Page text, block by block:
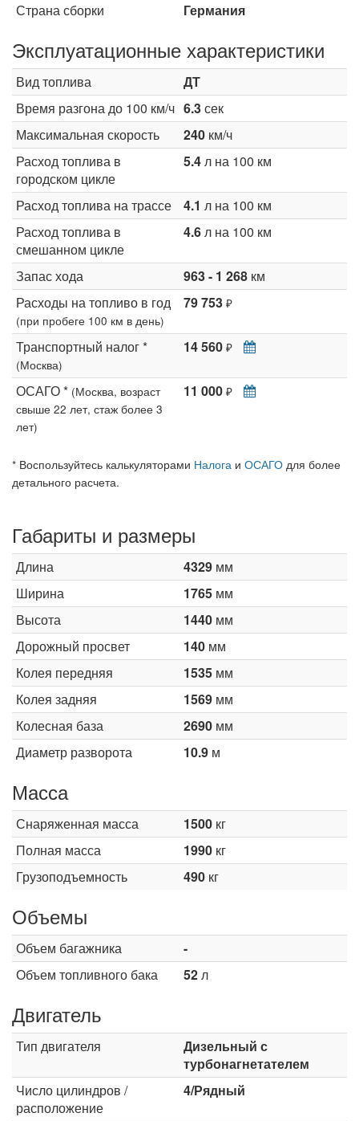
Страна сборки
Германия
Эксплуатационные характеристики
Вид топлива
ДТ
Время разгона до 100 км/ч 6.3сек
Максимальная скорость
240 км/ч
Расход топлива в
городском цикле
5.4л на 100 км
Расход топлива на трассе 4.1 л на 100 км
Расход топлива в
смешанном цикле
4.6л на 100 км
Запас хода 963 - 1 268 км
Расходы на топливо в год
(при пробеге 100 км в день)
79 753 ₽
Транспортный налог *
(Москва)
14 560 ₽
ОСАГО * (Москва, возраст
свыше 22 лет, стаж более 3
лет)
11 000 ₽
* Воспользуйтесь калькуляторами Налога и ОСАГО для более
детального расчета.
Габариты и размеры
Длина 4329 мм
Ширина
1765 мм
Высота
1440 мм
Дорожный просвет
140 мм
Колея передняя
1535 мм
Колея задняя
1569 мм
Колесная база
2690 мм
Диаметр разворота
10.9 м
Масса
Снаряженная масса 1500 кг
Полная масса
1990 кг
Грузоподъемность
490 кг
Объемы
Объем багажника
-
Объем топливного бака
52л
Двигатель
Тип двигателя
Дизельный с
турбонагнетателем
Число цилиндров /
расположение
4/Рядный